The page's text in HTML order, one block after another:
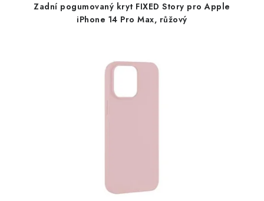
Zadní pogumovaný kryt FIXED Story pro Apple
iPhone 14 Pro Max, růžový